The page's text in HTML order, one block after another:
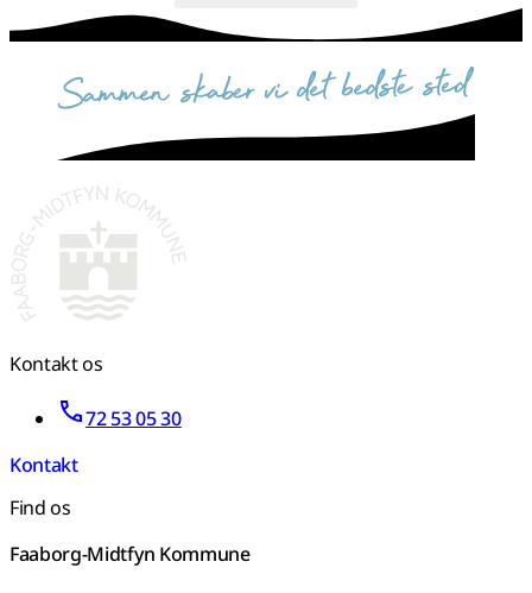
sammen skaber vi det bedste sted
Kontakt os
72 53 05 30
Kontakt
Find os
Faaborg-Midtfyn Kommune